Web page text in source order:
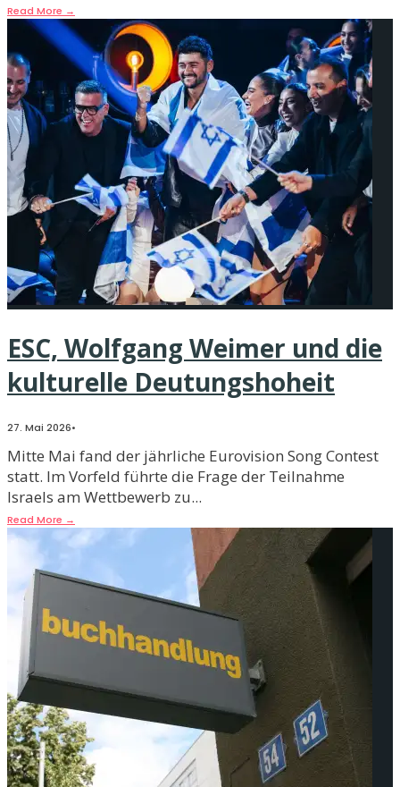
Read More →
ESC, Wolfgang Weimer und die
kulturelle Deutungshoheit
27. Mai 2026•
Mitte Mai fand der jährliche Eurovision Song Contest
statt. Im Vorfeld führte die Frage der Teilnahme
Israels am Wettbewerb zu...
Read More →